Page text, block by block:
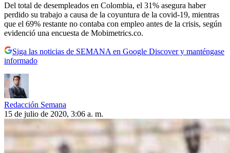
Del total de desempleados en Colombia, el 31% asegura haber
perdido su trabajo a causa de la coyuntura de la covid-19, mientras
que el 69% restante no contaba con empleo antes de la crisis, según
evidenció una encuesta de Mobimetrics.co.
Siga las noticias de SEMANA en Google Discover y manténgase
informado
Redacción Semana
15 de julio de 2020, 3:06 a. m.